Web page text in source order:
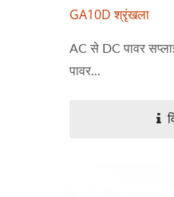
GA10D श्रृंखला
AC से DC पावर
पावर...